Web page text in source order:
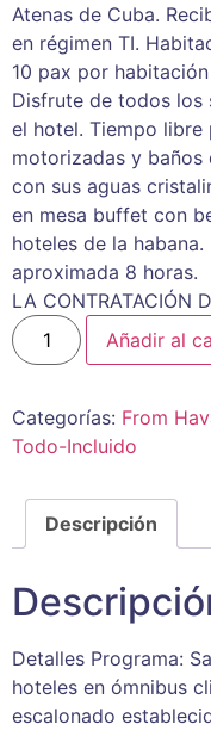
Atenas de Cuba.
en régimen TI.
10 pax por
Disfrute de todos los
el hotel. Tiempo libre
motorizadas y baños
con sus aguas
en mesa buffet con
hoteles de la
aproximada 8 horas.
LA CONTRATACIÓN
Añadir al
Categorías: From
Todo-Incluido
Descripción
Detalles Programa:
hoteles en ómnibus
escalonado